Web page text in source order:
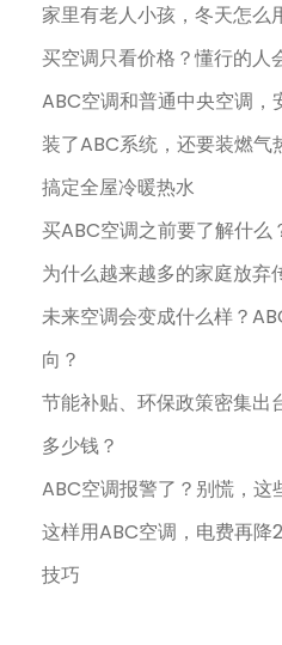
家里有老人小孩，冬天怎么
买空调只看价格？懂行的人
ABC空调和普通中央空调，
装了ABC系统，还要装燃
搞定全屋冷暖热水
买ABC空调之前要了解什么
为什么越来越多的家庭放弃
未来空调会变成什么样？
向？
节能补贴、环保政策密集出
多少钱？
ABC空调报警了？别慌，这
这样用ABC空调，电费再降
技巧